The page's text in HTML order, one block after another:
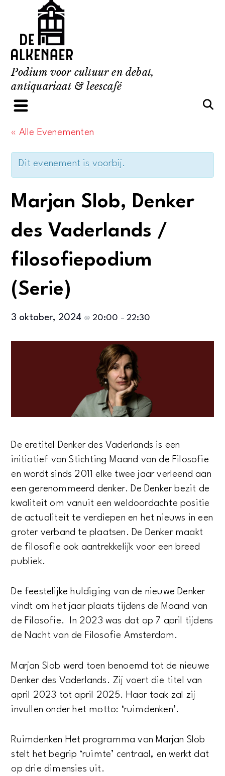
content
Podium voor cultuur en debat,
antiquariaat & leescafé
« Alle Evenementen
Dit evenement is voorbij.
Marjan Slob, Denker
des Vaderlands /
filosofiepodium
(Serie)
3 oktober, 2024 @ 20:00 – 22:30
De eretitel Denker des Vaderlands is een
initiatief van Stichting Maand van de Filosofie
en wordt sinds 2011 elke twee jaar verleend aan
een gerenommeerd denker. De Denker bezit de
kwaliteit om vanuit een weldoordachte positie
de actualiteit te verdiepen en het nieuws in een
groter verband te plaatsen. De Denker maakt
de filosofie ook aantrekkelijk voor een breed
publiek.
De feestelijke huldiging van de nieuwe Denker
vindt om het jaar plaats tijdens de Maand van
de Filosofie. In 2023 was dat op 7 april tijdens
de Nacht van de Filosofie Amsterdam.
Marjan Slob werd toen benoemd tot de nieuwe
Denker des Vaderlands. Zij voert die titel van
april 2023 tot april 2025. Haar taak zal zij
invullen onder het motto: ‘ruimdenken’.
Ruimdenken Het programma van Marjan Slob
stelt het begrip ‘ruimte’ centraal, en werkt dat
op drie dimensies uit.